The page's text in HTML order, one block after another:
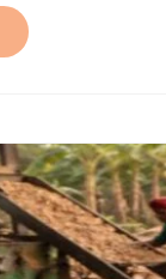
में
सबसे
ज्यादा
कमाई